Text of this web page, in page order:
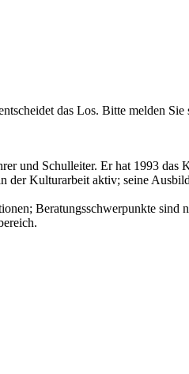
das Los. Bitte melden
und Schulleiter. Er hat 1993
Kulturarbeit aktiv; seine
Beratungsschwerpunkte